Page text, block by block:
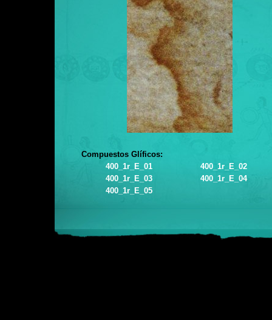
Compuestos Glíficos:
400_1r_E_01
400_1r_E_02
400_1r_E_03
400_1r_E_04
400_1r_E_05